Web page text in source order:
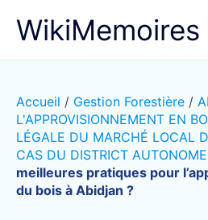
WikiMemoires
Accueil / Gestion Forestière /
L'APPROVISIONNEMENT EN
LÉGALE DU MARCHÉ LOCAL
CAS DU DISTRICT
meilleures pratiques pour
du bois à Abidjan ?